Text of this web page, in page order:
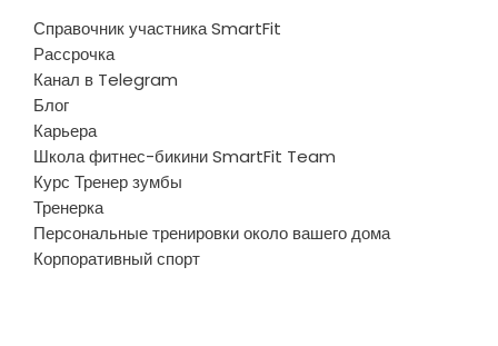
Справочник участника SmartFit
Рассрочка
Канал в Telegram
Блог
Карьера
Школа фитнес-бикини SmartFit Team
Курс Тренер зумбы
Тренерка
Персональные тренировки около вашего дома
Корпоративный спорт